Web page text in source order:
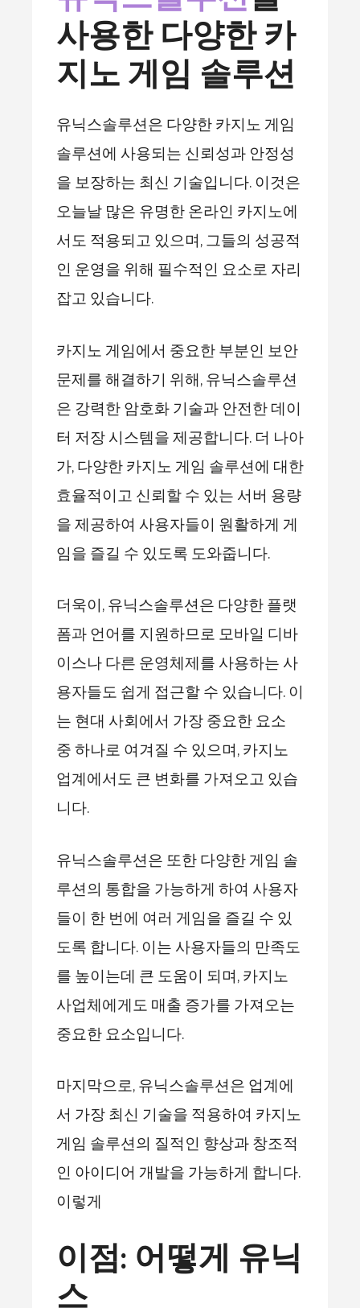
사용한 다양한 카
지노 게임 솔루션
유닉스솔루션은 다양한 카지노 게임
솔루션에 사용되는 신뢰성과 안정성
을 보장하는 최신 기술입니다. 이것은
오늘날 많은 유명한 온라인 카지노에
서도 적용되고 있으며, 그들의 성공적
인 운영을 위해 필수적인 요소로 자리
잡고 있습니다.
카지노 게임에서 중요한 부분인 보안
문제를 해결하기 위해, 유닉스솔루션
은 강력한 암호화 기술과 안전한 데이
터 저장 시스템을 제공합니다. 더 나아
가, 다양한 카지노 게임 솔루션에 대한
효율적이고 신뢰할 수 있는 서버 용량
을 제공하여 사용자들이 원활하게 게
임을 즐길 수 있도록 도와줍니다.
더욱이, 유닉스솔루션은 다양한 플랫
폼과 언어를 지원하므로 모바일 디바
이스나 다른 운영체제를 사용하는 사
용자들도 쉽게 접근할 수 있습니다. 이
는 현대 사회에서 가장 중요한 요소
중 하나로 여겨질 수 있으며, 카지노
업계에서도 큰 변화를 가져오고 있습
니다.
유닉스솔루션은 또한 다양한 게임 솔
루션의 통합을 가능하게 하여 사용자
들이 한 번에 여러 게임을 즐길 수 있
도록 합니다. 이는 사용자들의 만족도
를 높이는데 큰 도움이 되며, 카지노
사업체에게도 매출 증가를 가져오는
중요한 요소입니다.
마지막으로, 유닉스솔루션은 업계에
서 가장 최신 기술을 적용하여 카지노
게임 솔루션의 질적인 향상과 창조적
인 아이디어 개발을 가능하게 합니다.
이렇게
이점: 어떻게 유닉